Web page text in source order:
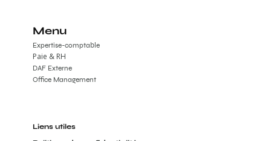
Menu
Expertise-comptable
DAF Externe
Office Management
Paie & RH
Liens utiles